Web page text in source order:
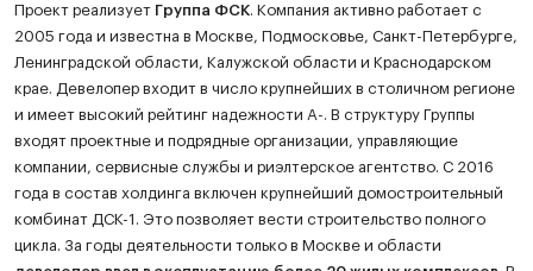
Проект реализует Группа ФСК . Компания активно работает с
2005 года и известна в Москве, Подмосковье, Санкт-Петербурге,
Ленинградской области, Калужской области и Краснодарском
крае. Девелопер входит в число крупнейших в столичном регионе
и имеет высокий рейтинг надежности А-. В структуру Группы
входят проектные и подрядные организации, управляющие
компании, сервисные службы и риэлтерское агентство. С 2016
года в состав холдинга включен крупнейший домостроительный
комбинат ДСК-1. Это позволяет вести строительство полного
цикла. За годы деятельности только в Москве и области